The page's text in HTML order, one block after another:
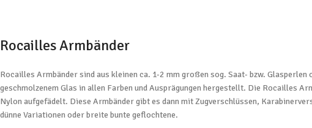
Rocailles Armbänder
Rocailles Armbänder sind aus kleinen ca. 1-2 mm großen sog. Saat- bzw.
geschmolzenem Glas in allen Farben und Ausprägungen hergestellt. Die Rocailles
Nylon aufgefädelt. Diese Armbänder gibt es dann mit Zugverschlüssen,
dünne Variationen oder breite bunte geflochtene.